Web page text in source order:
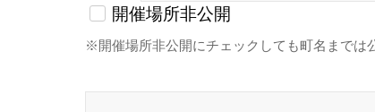
開催場所非公開
開催場所非公開にチェックしても町名までは